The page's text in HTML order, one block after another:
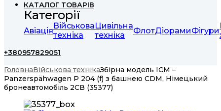
КАТАЛОГ ТОВАРІВ
Категорії
АвіаціяВійськова
техніка
Цивільна
техніка
ФлотДіорамиФігури
+380957829051
ГоловнаВійськова технікаЗбірна модель ICM –
Panzerspähwagen P 204 (f) з башнею CDM, Німецький
бронеавтомобіль 2СВ (35377)